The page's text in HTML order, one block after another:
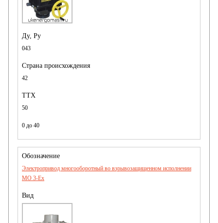
043
42
50
0 до 40
Электропривод многооборотный во взрывозащищенном исполнении
MO 3-Ex